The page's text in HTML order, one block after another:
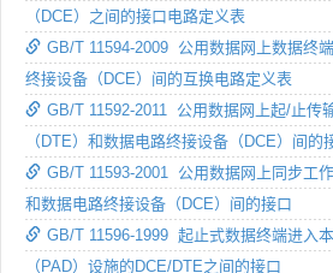
（DCE）之间的接口电路定义表
GB/T 11594-2009 公用数据网上数据终
终接设备（DCE）间的互换电路定义表
GB/T 11592-2011 公用数据网上起/止传
（DTE）和数据电路终接设备（DCE）间的
GB/T 11593-2001 公用数据网上同步工
和数据电路终接设备（DCE）间的接口
GB/T 11596-1999 起止式数据终端进入
（PAD）设施的DCE/DTE之间的接口